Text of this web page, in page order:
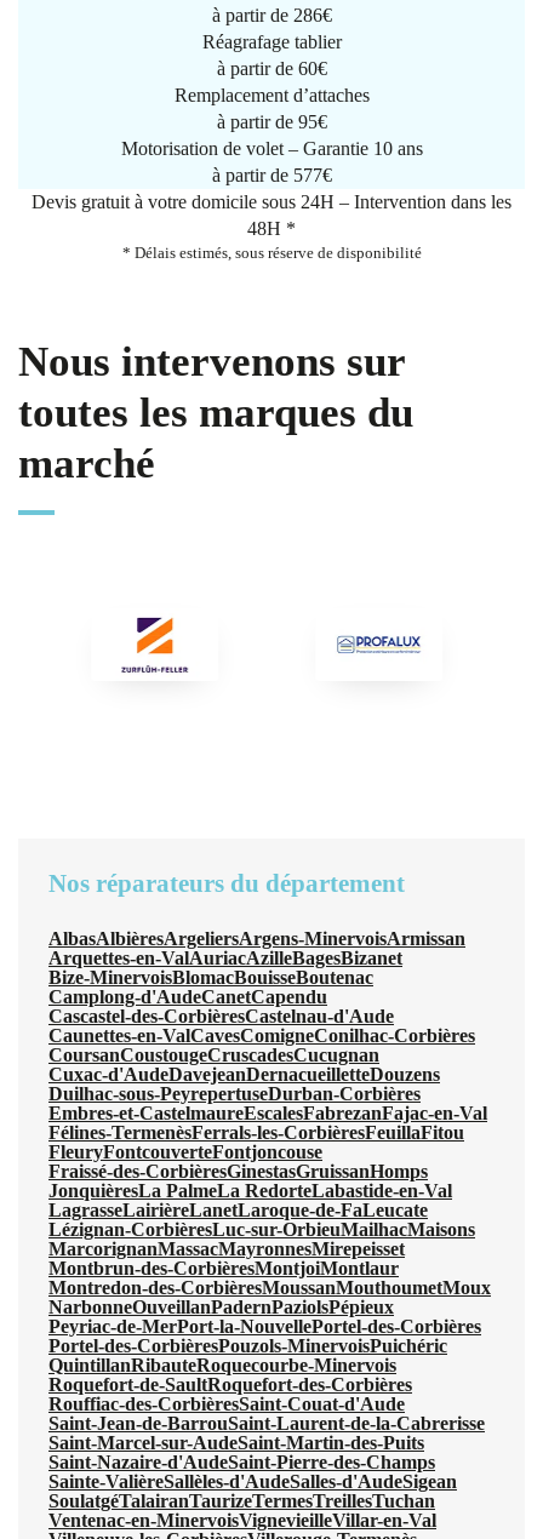
à partir de 286€
Réagrafage tablier
à partir de 60€
Remplacement d’attaches
à partir de 95€
Motorisation de volet – Garantie 10 ans
à partir de 577€
Devis gratuit à votre domicile sous 24H – Intervention dans les
48H *
* Délais estimés, sous réserve de disponibilité
Nous intervenons sur
toutes les marques du
marché
Nos réparateurs du département
AlbasAlbièresArgeliersArgens-MinervoisArmissan
Arquettes-en-ValAuriacAzilleBagesBizanet
Bize-MinervoisBlomacBouisseBoutenac
Camplong-d'AudeCanetCapendu
Cascastel-des-CorbièresCastelnau-d'Aude
Caunettes-en-ValCavesComigneConilhac-Corbières
CoursanCoustougeCruscadesCucugnan
Cuxac-d'AudeDavejeanDernacueilletteDouzens
Duilhac-sous-PeyrepertuseDurban-Corbières
Embres-et-CastelmaureEscalesFabrezanFajac-en-Val
Félines-TermenèsFerrals-les-CorbièresFeuillaFitou
FleuryFontcouverteFontjoncouse
Fraissé-des-CorbièresGinestasGruissanHomps
JonquièresLa PalmeLa RedorteLabastide-en-Val
LagrasseLairièreLanetLaroque-de-FaLeucate
Lézignan-CorbièresLuc-sur-OrbieuMailhacMaisons
MarcorignanMassacMayronnesMirepeisset
Montbrun-des-CorbièresMontjoiMontlaur
Montredon-des-CorbièresMoussanMouthoumetMoux
NarbonneOuveillanPadernPaziolsPépieux
Peyriac-de-MerPort-la-NouvellePortel-des-Corbières
Portel-des-CorbièresPouzols-MinervoisPuichéric
QuintillanRibauteRoquecourbe-Minervois
Roquefort-de-SaultRoquefort-des-Corbières
Rouffiac-des-CorbièresSaint-Couat-d'Aude
Saint-Jean-de-BarrouSaint-Laurent-de-la-Cabrerisse
Saint-Marcel-sur-AudeSaint-Martin-des-Puits
Saint-Nazaire-d'AudeSaint-Pierre-des-Champs
Sainte-ValièreSallèles-d'AudeSalles-d'AudeSigean
SoulatgéTalairanTaurizeTermesTreillesTuchan
Ventenac-en-MinervoisVignevieilleVillar-en-Val